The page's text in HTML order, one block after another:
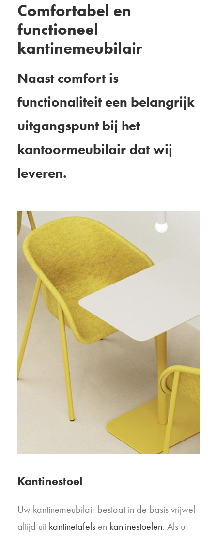
Comfortabel en
functioneel
kantinemeubilair
Naast comfort is
functionaliteit een belangrijk
uitgangspunt bij het
kantoormeubilair dat wij
leveren.
Kantinestoel
Uw kantinemeubilair bestaat in de basis vrijwel
altijd uit kantinetafels en kantinestoelen. Als u